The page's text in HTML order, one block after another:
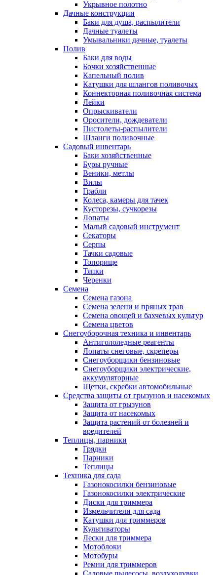
Укрывное полотно
Дачные конструкции
Баки для душа, распылители
Дачные туалеты
Умывальники дачные, туалеты
Полив
Баки для воды
Бочки хозяйственные
Капельный полив
Катушки для шлангов поливочых
Коннекторная поливочная система
Лейки
Опрыскиватели
Оросители, дождеватели
Пистолеты-распылители
Шланги поливочные
Садовый инвентарь
Баки хозяйственные
Буры ручные
Веники, метлы
Вилы
Грабли
Колеса, камеры для тачек
Кусторезы, сучкорезы
Лопаты
Малый садовый инструмент
Секаторы
Серпы
Тачки садовые
Топорище
Тяпки
Черенки
Семена
Семена газона
Семена зелени и пряных трав
Семена овощей и бахчевых культур
Семена цветов
Снегоуборочная техника и инвентарь
Антигололедные реагенты
Лопаты снеговые, скреперы
Снегоуборщики бензиновые
Снегоуборщики электрические,
аккумуляторные
Щетки, скребки автомобильные
Средства защиты от грызунов и насекомых
Защита от грызунов
Защита от насекомых
Защита растений от болезней и
вредителей
Теплицы, парники
Грядки
Парники
Теплицы
Техника для сада
Газонокосилки бензиновые
Газонокосилки электрические
Диски для триммера
Измельчители для сада
Катушки для триммеров
Культиваторы
Лески для триммера
Мотоблоки
Мотобуры
Ремни для триммеров
Садовые пылесосы, воздуходувки